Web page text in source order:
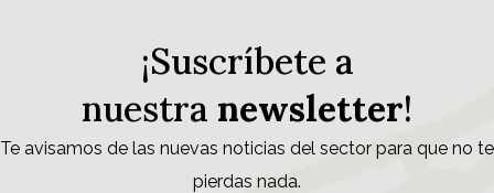
¡Suscríbete a
nuestra newsletter!
Te avisamos de las nuevas noticias del sector para que no te
pierdas nada.